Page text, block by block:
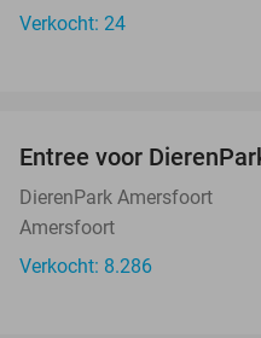
Verkocht: 24
Entree voor
DierenPark Amersfoort
Amersfoort
Verkocht: 8.286